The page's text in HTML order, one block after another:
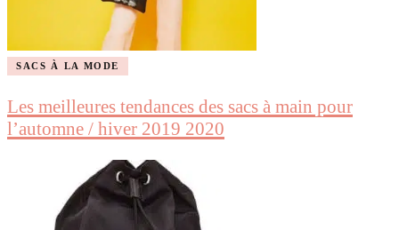
SACS À LA MODE
Les meilleures tendances des sacs à main pour
l’automne / hiver 2019 2020